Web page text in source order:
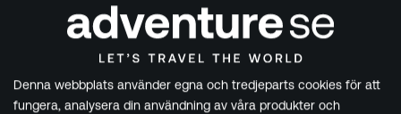
Denna webbplats använder egna och tredjeparts cookies för att
fungera, analysera din användning av våra produkter och